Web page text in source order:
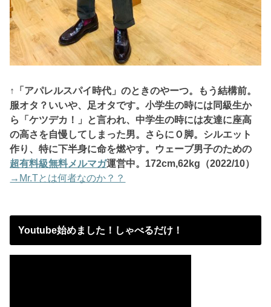
↑「アパレルスパイ時代」のときのやーつ。もう結構前。
服オタ？いいや、 足オタです。小学生の時には同級生か
ら「ケツデカ！」と言われ、中学生の時には友達に座高
の高さを自慢してしまった男。さらにＯ脚。シルエット
作り、特に下半身に命を燃やす。ウェーブ男子のための
超有料級無料メルマガ運営中。172cm,62kg（2022/10）
→Mr.Tとは何者なのか？？
Youtube始めました！しゃべるだけ！